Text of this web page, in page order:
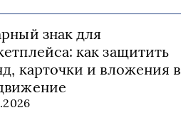
знак для
как защитить
карточки и вложения в